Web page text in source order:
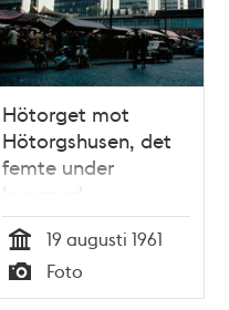
Hötorget mot
Hötorgshusen, det
femte under
byggnad
Tid
19 augusti 1961
Typ
Foto